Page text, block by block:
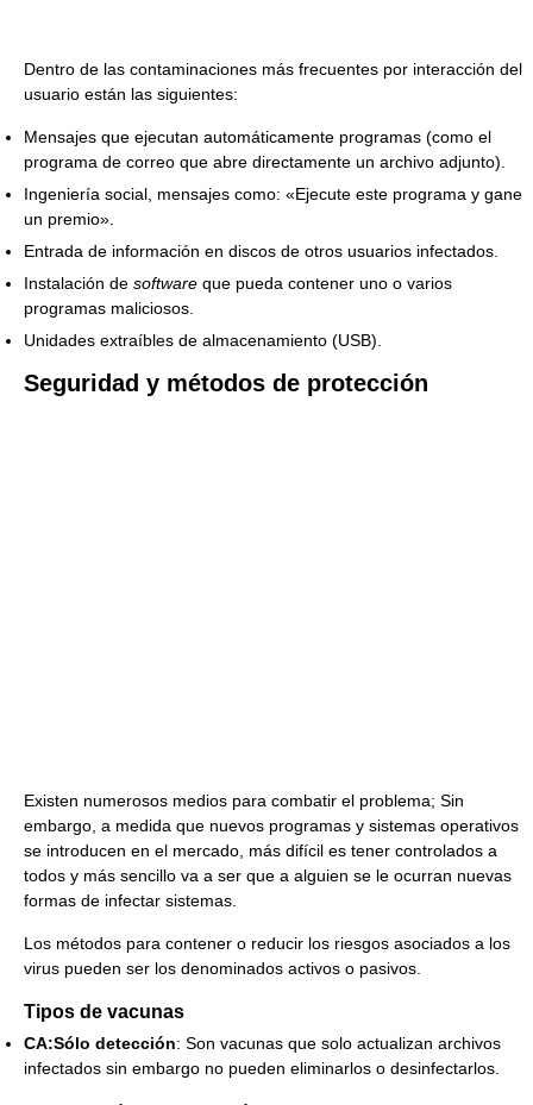
Dentro de las contaminaciones más frecuentes por interacción del
usuario están las siguientes:
Mensajes que ejecutan automáticamente programas (como el
programa de correo que abre directamente un archivo adjunto).
Ingeniería social, mensajes como: «Ejecute este programa y gane
un premio».
Entrada de información en discos de otros usuarios infectados.
Instalación de software que pueda contener uno o varios
programas maliciosos.
Unidades extraíbles de almacenamiento (USB).
Seguridad y métodos de protección
Existen numerosos medios para combatir el problema; Sin
embargo, a medida que nuevos programas y sistemas operativos
se introducen en el mercado, más difícil es tener controlados a
todos y más sencillo va a ser que a alguien se le ocurran nuevas
formas de infectar sistemas.
Los métodos para contener o reducir los riesgos asociados a los
virus pueden ser los denominados activos o pasivos.
Tipos de vacunas
CA:Sólo detección: Son vacunas que solo actualizan archivos
infectados sin embargo no pueden eliminarlos o desinfectarlos.